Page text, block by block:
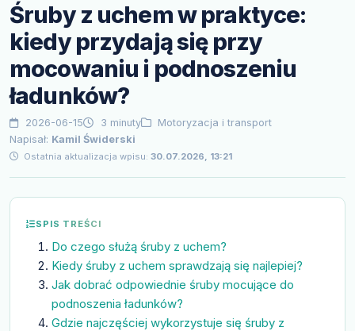
Śruby z uchem w praktyce:
kiedy przydają się przy
mocowaniu i podnoszeniu
ładunków?
2026-06-15 3 minuty
Motoryzacja i transport
Napisał: Kamil Świderski
Ostatnia aktualizacja wpisu: 30.07.2026, 13:21
SPIS TREŚCI
Do czego służą śruby z uchem?
Kiedy śruby z uchem sprawdzają się najlepiej?
Jak dobrać odpowiednie śruby mocujące do
podnoszenia ładunków?
Gdzie najczęściej wykorzystuje się śruby z